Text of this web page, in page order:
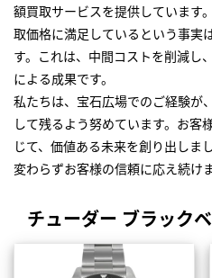
額買取サービスを提供しています
取価格に満足しているという事実
す。これは、中間コストを削減し
による成果です。
私たちは、宝石広場でのご経験が
して残るよう努めています。お客
じて、価値ある未来を創り出しま
変わらずお客様の信頼に応え続けま
チューダー ブラック